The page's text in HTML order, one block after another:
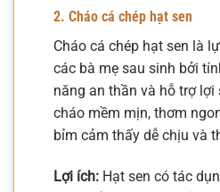
2. Cháo cá chép hạt sen
Cháo cá chép hạt sen là
các bà mẹ sau sinh bởi
năng an thần và hỗ trợ
cháo mềm mịn, thơm
bỉm cảm thấy dễ chịu và
Lợi ích: Hạt sen có tác